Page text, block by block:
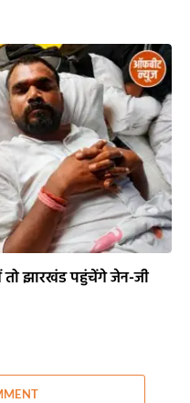
तो झारखंड पहुंचेंगे जेन-जी